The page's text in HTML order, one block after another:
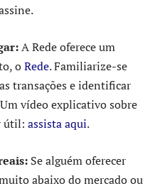
A Rede oferece um
oRede. Familiarize-se
transações e identificar
vídeo explicativo sobre
útil: assista aqui.
Se alguém oferecer
abaixo do mercado ou